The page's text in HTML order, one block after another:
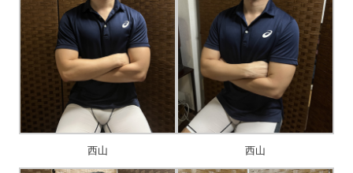
西山 西山